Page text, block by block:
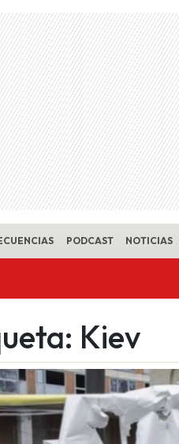
PODCAST NOTICIAS
Kiev